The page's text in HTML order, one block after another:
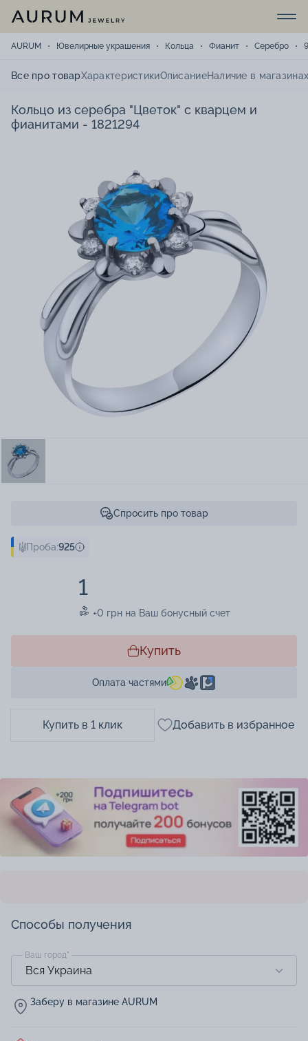
AURUM Ювелирные украшения Кольца Фианит Серебро
Все про товарХарактеристикиОписаниеНаличие в
Кольцо из серебра "Цветок" с кварцем и
фианитами - 1821294
Спросить про товар
Проба:925
1
+0 грн на Ваш бонусный счет
Купить
Оплата частями
Купить в 1 клик Добавить в избранное
Способы получения
Ваш город*
Заберу в магазине AURUM